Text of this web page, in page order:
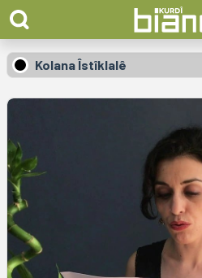
Kolana Îstîklalê